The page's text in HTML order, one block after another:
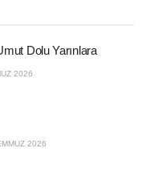
Dolu Yarınlara
2026
2026